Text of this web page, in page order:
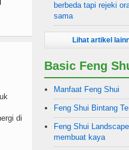
di
berbeda tapi rejeki
sama
Lihat artikel
Basic Feng
Manfaat Feng Shui
Feng Shui Bintang
Feng Shui
membuat kaya